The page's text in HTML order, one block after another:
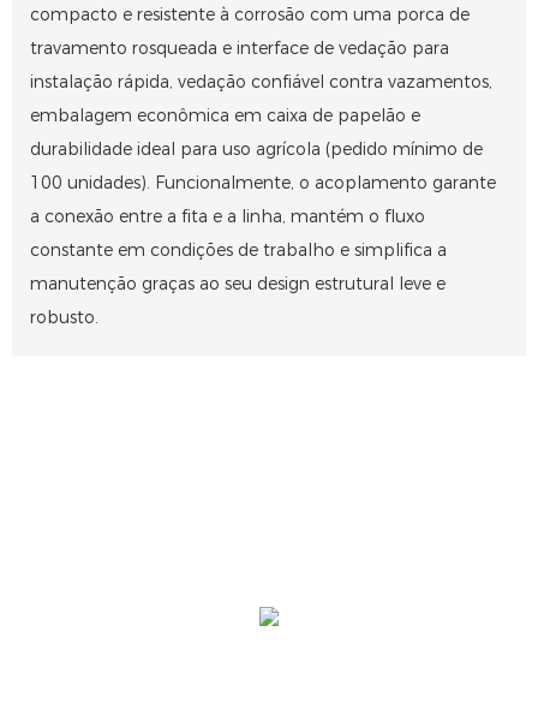
compacto e resistente à corrosão com uma porca de
travamento rosqueada e interface de vedação para
instalação rápida, vedação confiável contra vazamentos,
embalagem econômica em caixa de papelão e
durabilidade ideal para uso agrícola (pedido mínimo de
100 unidades). Funcionalmente, o acoplamento garante
a conexão entre a fita e a linha, mantém o fluxo
constante em condições de trabalho e simplifica a
manutenção graças ao seu design estrutural leve e
robusto.